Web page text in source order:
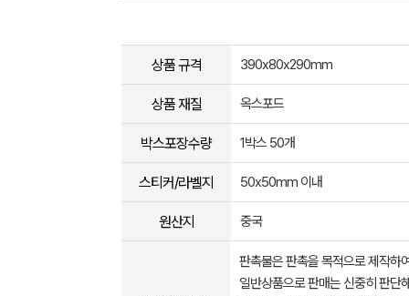
상품 규격 390x80x290mm
상품 재질 옥스포드
박스포장수량 1박스 50개
스티커/라벨지 50x50mm 이내
원산지 중국
판촉물은 판촉을 목적으로 제작하
일반상품으로 판매는 신중히 판단